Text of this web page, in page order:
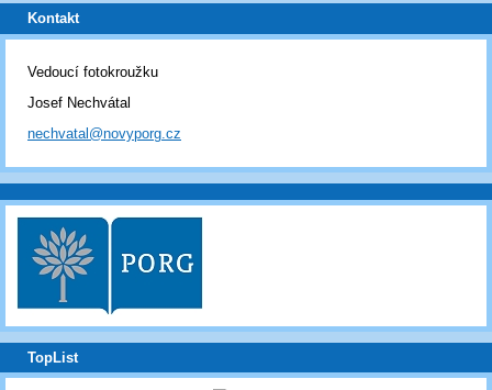
Kontakt
Vedoucí fotokroužku
Josef Nechvátal
nechvatal@novyporg.cz
TopList